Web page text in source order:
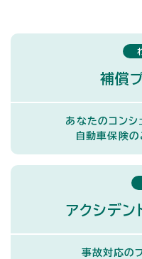
補償
あなたのコンシ
自動車保険の
アクシデン
事故対応の